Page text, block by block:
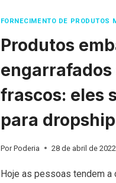
FORNECIMENTO DE PRODUTOS
Produtos
engarrafados
frascos: eles
para
Por Poderia 28 de abril de 2022
Hoje as pessoas tendem a